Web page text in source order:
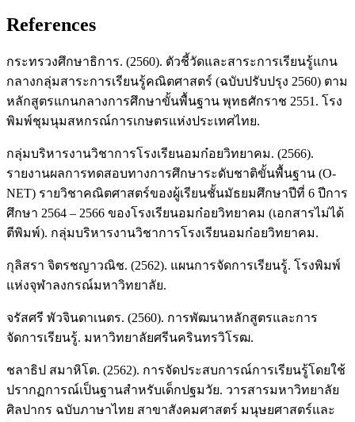
References
กระทรวงศึกษาธิการ. (2560). ตัวชี้วัดและสาระการเรียนรู้แกน
กลางกลุ่มสาระการเรียนรู้คณิตศาสตร์ (ฉบับปรับปรุง 2560) ตาม
หลักสูตรแกนกลางการศึกษาขั้นพื้นฐาน พุทธศักราช 2551. โรง
พิมพ์ชุมนุมสหกรณ์การเกษตรแห่งประเทศไทย.
กลุ่มบริหารงานวิชาการโรงเรียนอมก๋อยวิทยาคม. (2566).
รายงานผลการทดสอบทางการศึกษาระดับชาติขั้นพื้นฐาน (O-
NET) รายวิชาคณิตศาสตร์ของผู้เรียนชั้นมัธยมศึกษาปีที่ 6 ปีการ
ศึกษา 2564 – 2566 ของโรงเรียนอมก๋อยวิทยาคม (เอกสารไม่ได้
ตีพิมพ์). กลุ่มบริหารงานวิชาการโรงเรียนอมก๋อยวิทยาคม.
กุลิสรา จิตรชญาวณิช. (2562). แผนการจัดการเรียนรู้. โรงพิมพ์
แห่งจุฬาลงกรณ์มหาวิทยาลัย.
จรัสศรี พัวจินดาเนตร. (2560). การพัฒนาหลักสูตรและการ
จัดการเรียนรู้. มหาวิทยาลัยศรีนครินทรวิโรฒ.
ชลาธิป สมาหิโต. (2562). การจัดประสบการณ์การเรียนรู้โดยใช้
ปรากฏการณ์เป็นฐานสำหรับเด็กปฐมวัย. วารสารมหาวิทยาลัย
ศิลปากร ฉบับภาษาไทย สาขาสังคมศาสตร์ มนุษยศาสตร์และ